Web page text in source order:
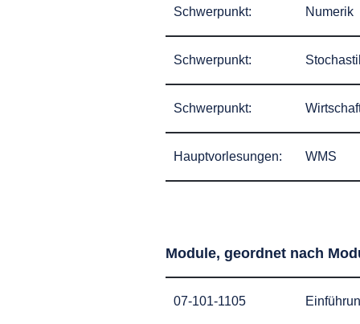
Schwerpunkt: Numerik
Schwerpunkt:
Schwerpunkt:
Hauptvorlesungen: WMS
Module, geordnet nach
07-101-1105